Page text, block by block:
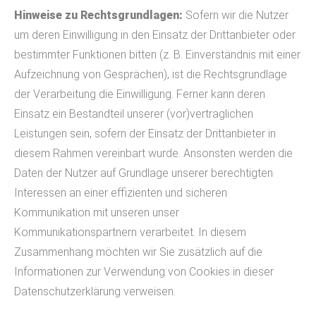
Hinweise zu Rechtsgrundlagen: Sofern wir die Nutzer
um deren Einwilligung in den Einsatz der Drittanbieter oder
bestimmter Funktionen bitten (z. B. Einverständnis mit einer
Aufzeichnung von Gesprächen), ist die Rechtsgrundlage
der Verarbeitung die Einwilligung. Ferner kann deren
Einsatz ein Bestandteil unserer (vor)vertraglichen
Leistungen sein, sofern der Einsatz der Drittanbieter in
diesem Rahmen vereinbart wurde. Ansonsten werden die
Daten der Nutzer auf Grundlage unserer berechtigten
Interessen an einer effizienten und sicheren
Kommunikation mit unseren unser
Kommunikationspartnern verarbeitet. In diesem
Zusammenhang möchten wir Sie zusätzlich auf die
Informationen zur Verwendung von Cookies in dieser
Datenschutzerklärung verweisen.